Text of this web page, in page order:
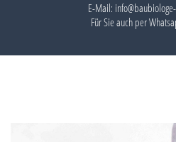
E-Mail:
Für Sie auch per